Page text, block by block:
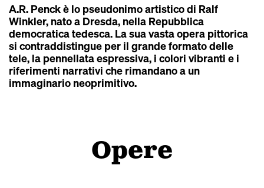
A.R. Penck è lo pseudonimo artistico di Ralf
Winkler, nato a Dresda, nella Repubblica
democratica tedesca. La sua vasta opera pittorica
si contraddistingue per il grande formato delle
tele, la pennellata espressiva, i colori vibranti e i
riferimenti narrativi che rimandano a un
immaginario neoprimitivo.
Opere